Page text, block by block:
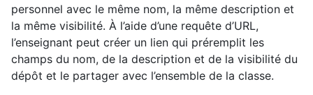
personnel avec le même nom, la même description et
la même visibilité. À l’aide d’une requête d’URL,
l’enseignant peut créer un lien qui préremplit les
champs du nom, de la description et de la visibilité du
dépôt et le partager avec l’ensemble de la classe.